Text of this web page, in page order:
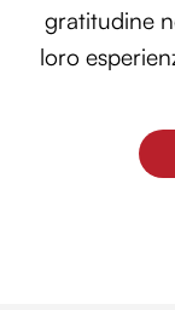
gratitudine
loro